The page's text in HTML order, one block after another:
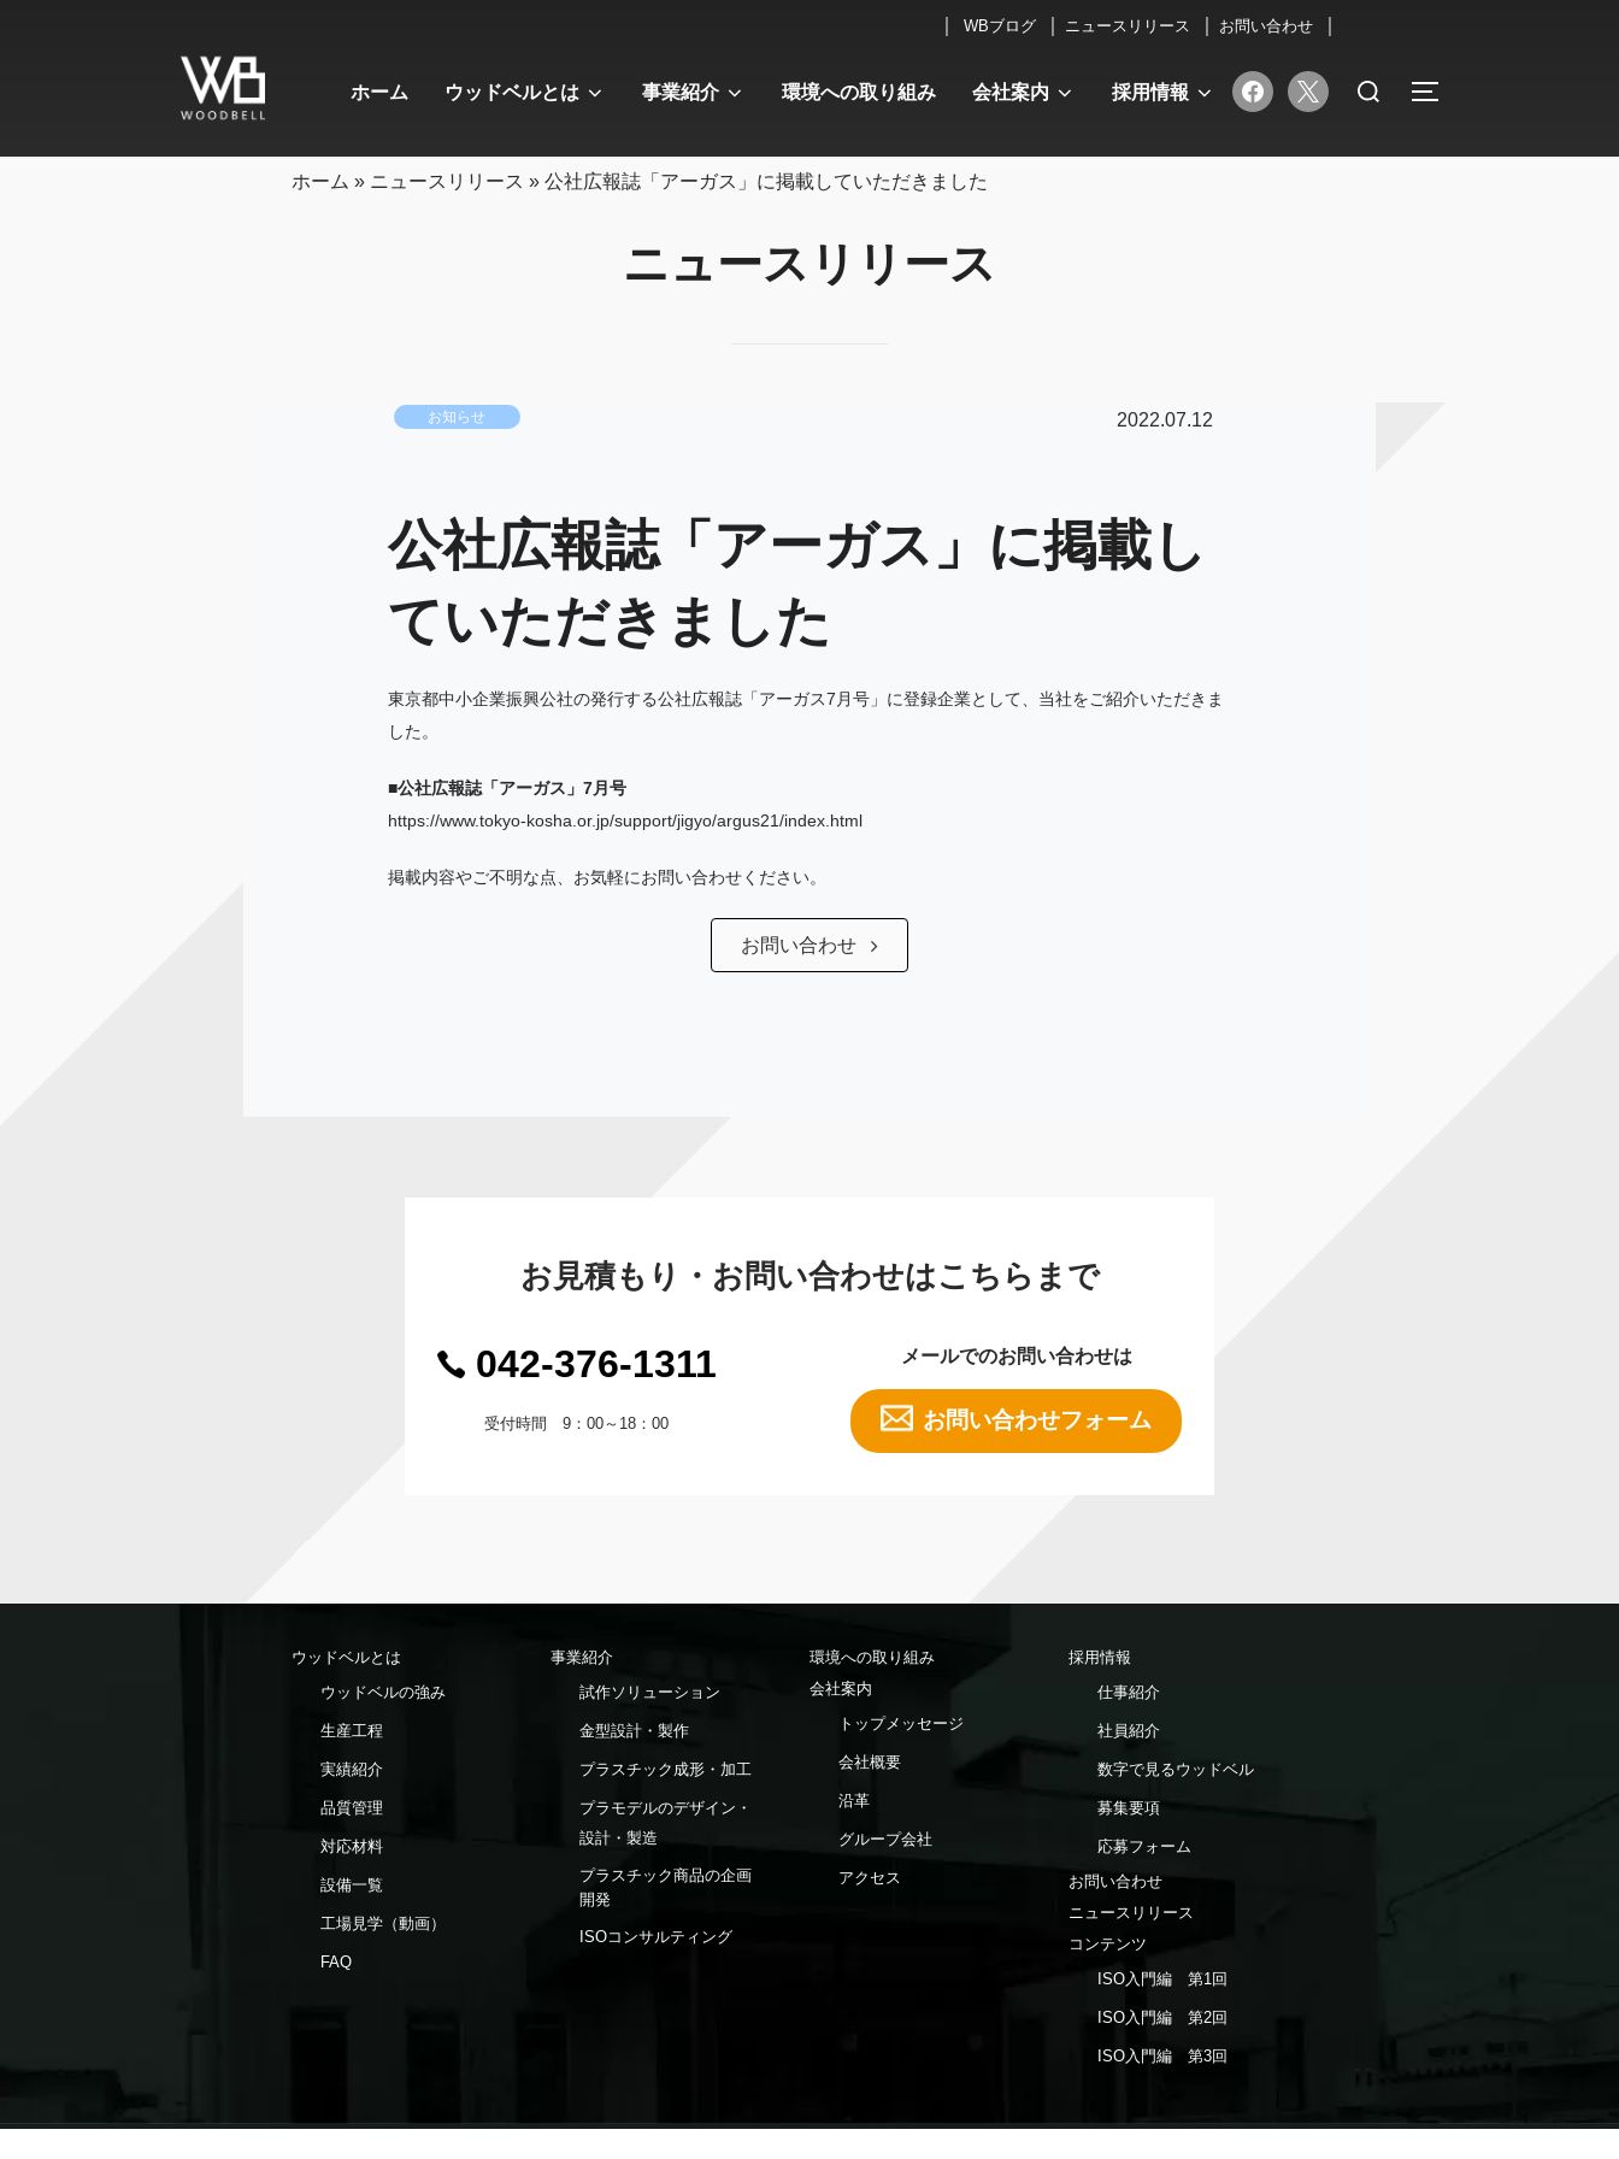
WBブログ ニュースリリース お問い合わせ
ホーム ウッドベルとは 事業紹介 環境への取り組み 会社案内 採用情報 facebook
x
索
象:
サイドバーとナビゲ
ホーム »ニュースリリース »公社広報誌「アーガス」に掲載していただきました
ニュースリリース
お知らせ 2022.07.12
公社広報誌「アーガス」に掲載し
ていただきました
東京都中小企業振興公社の発行する公社広報誌「アーガス7月号」に登録企業として、当社をご紹介いただきま
した。
■公社広報誌「アーガス」7月号
https://www.tokyo-kosha.or.jp/support/jigyo/argus21/index.html
掲載内容やご不明な点、お気軽にお問い合わせください。
お問い合わせ
お見積もり・お問い合わせはこちらまで
042-376-1311
受付時間 9：00～18：00
メールでのお問い合わせは
お問い合わせフォーム
ウッドベルとは
ウッドベルの強み
生産工程
実績紹介
品質管理
対応材料
設備一覧
工場見学（動画）
FAQ
事業紹介
試作ソリューション
金型設計・製作
プラスチック成形・加工
プラモデルのデザイン・
設計・製造
プラスチック商品の企画
開発
ISOコンサルティング
環境への取り組み
会社案内
トップメッセージ
会社概要
沿革
グループ会社
アクセス
採用情報
仕事紹介
社員紹介
数字で見るウッドベル
募集要項
応募フォーム
お問い合わせ
ニュースリリース
コンテンツ
ISO入門編 第1回
ISO入門編 第2回
ISO入門編 第3回